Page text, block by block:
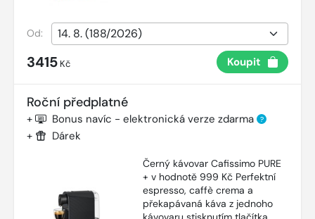
Od:
3415 Kč Koupit
Roční předplatné
+ Bonus navíc - elektronická verze zdarma ?
+ Dárek
Černý kávovar Cafissimo PURE
+ v hodnotě 999 Kč Perfektní
espresso, caffè crema a
překapávaná káva z jednoho